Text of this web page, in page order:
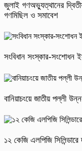
জুলাই গণঅভ্যুত্থানের
গণমিছিল ও সমাবেশ
সংবিধান সংস্কার-সংশোধন
বানিয়াচংয়ে জাতীয় পল্লী
১২ কেজি এলপিজি